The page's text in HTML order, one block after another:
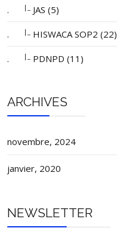
. |_ JAS (5)
. |_ HISWACA SOP2 (22)
. |_ PDNPD (11)
ARCHIVES
novembre, 2024
janvier, 2020
NEWSLETTER